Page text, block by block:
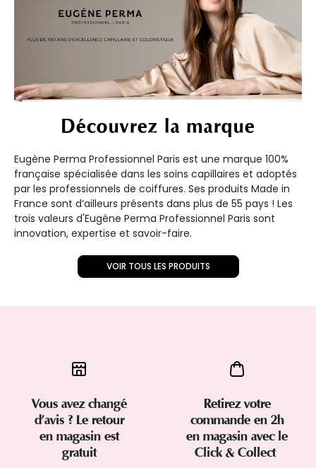
Découvrez la marque
Eugène Perma Professionnel Paris est une marque 100%
française spécialisée dans les soins capillaires et adoptés
par les professionnels de coiffures. Ses produits Made in
France sont d’ailleurs présents dans plus de 55 pays ! Les
trois valeurs d'Eugène Perma Professionnel Paris sont
innovation, expertise et savoir-faire.
VOIR TOUS LES PRODUITS
Vous avez changé
d’avis ? Le retour
en magasin est
gratuit
Retirez votre
commande en 2h
en magasin avec le
Click & Collect